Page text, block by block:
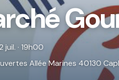
juil. · 19h00
Allée Marines 40130